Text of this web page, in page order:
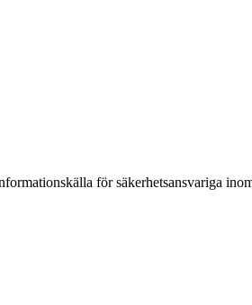
för säkerhets­ansvariga